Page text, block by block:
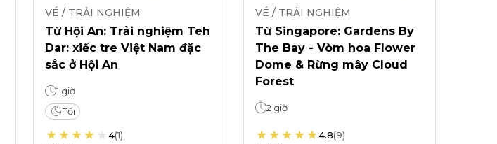
VÉ / TRẢI NGHIỆM
Từ Hội An: Trải nghiệm Teh
Dar: xiếc tre Việt Nam đặc
sắc ở Hội An
1 giờ
Tối
4(1)
VÉ / TRẢI NGHIỆM
Từ Singapore: Gardens By
The Bay - Vòm hoa Flower
Dome & Rừng mây Cloud
Forest
2 giờ
4.8(9)